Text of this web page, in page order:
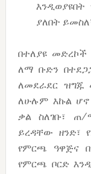
ያለበት
በተለያዩ
ለማ ቡድን
ለመደራደር ዝግጁ
ለሁሉም እኩል ሆኖ
ቃል ስለገቡ፣ ጠ/
ይረዳቸው ዘንድ፣
የምርጫ ዓዋጅና
የምርጫ ቦርድ